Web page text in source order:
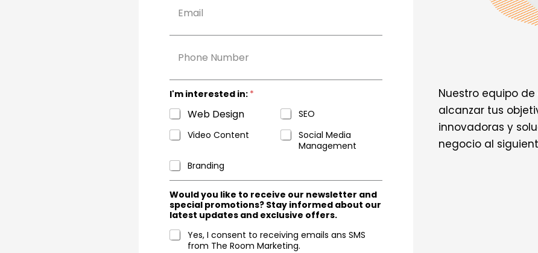
Nuestro equipo
alcanzar tus
innovadoras y
negocio al
i
n
e
I'm interested in: *
Web Design
SEO
Video Content
Social Media
Management
Branding
Would you like to receive our newsletter and
special promotions? Stay informed about our
latest updates and exclusive offers.
Yes, I consent to receiving emails ans SMS
from The Room Marketing.